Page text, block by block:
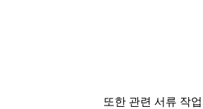
또한 관련 서류 작